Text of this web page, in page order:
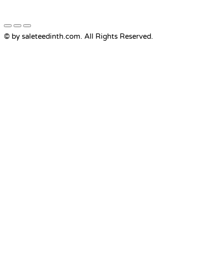
© by saleteedinth.com. All Rights Reserved.